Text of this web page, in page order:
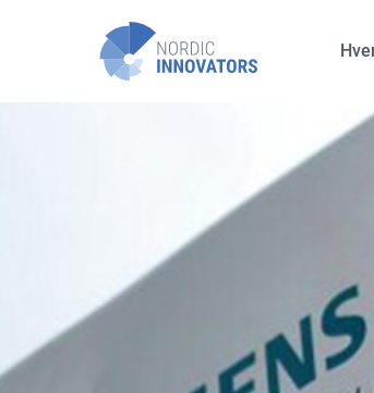
Norske
SkatteFUNN
Innovasjon